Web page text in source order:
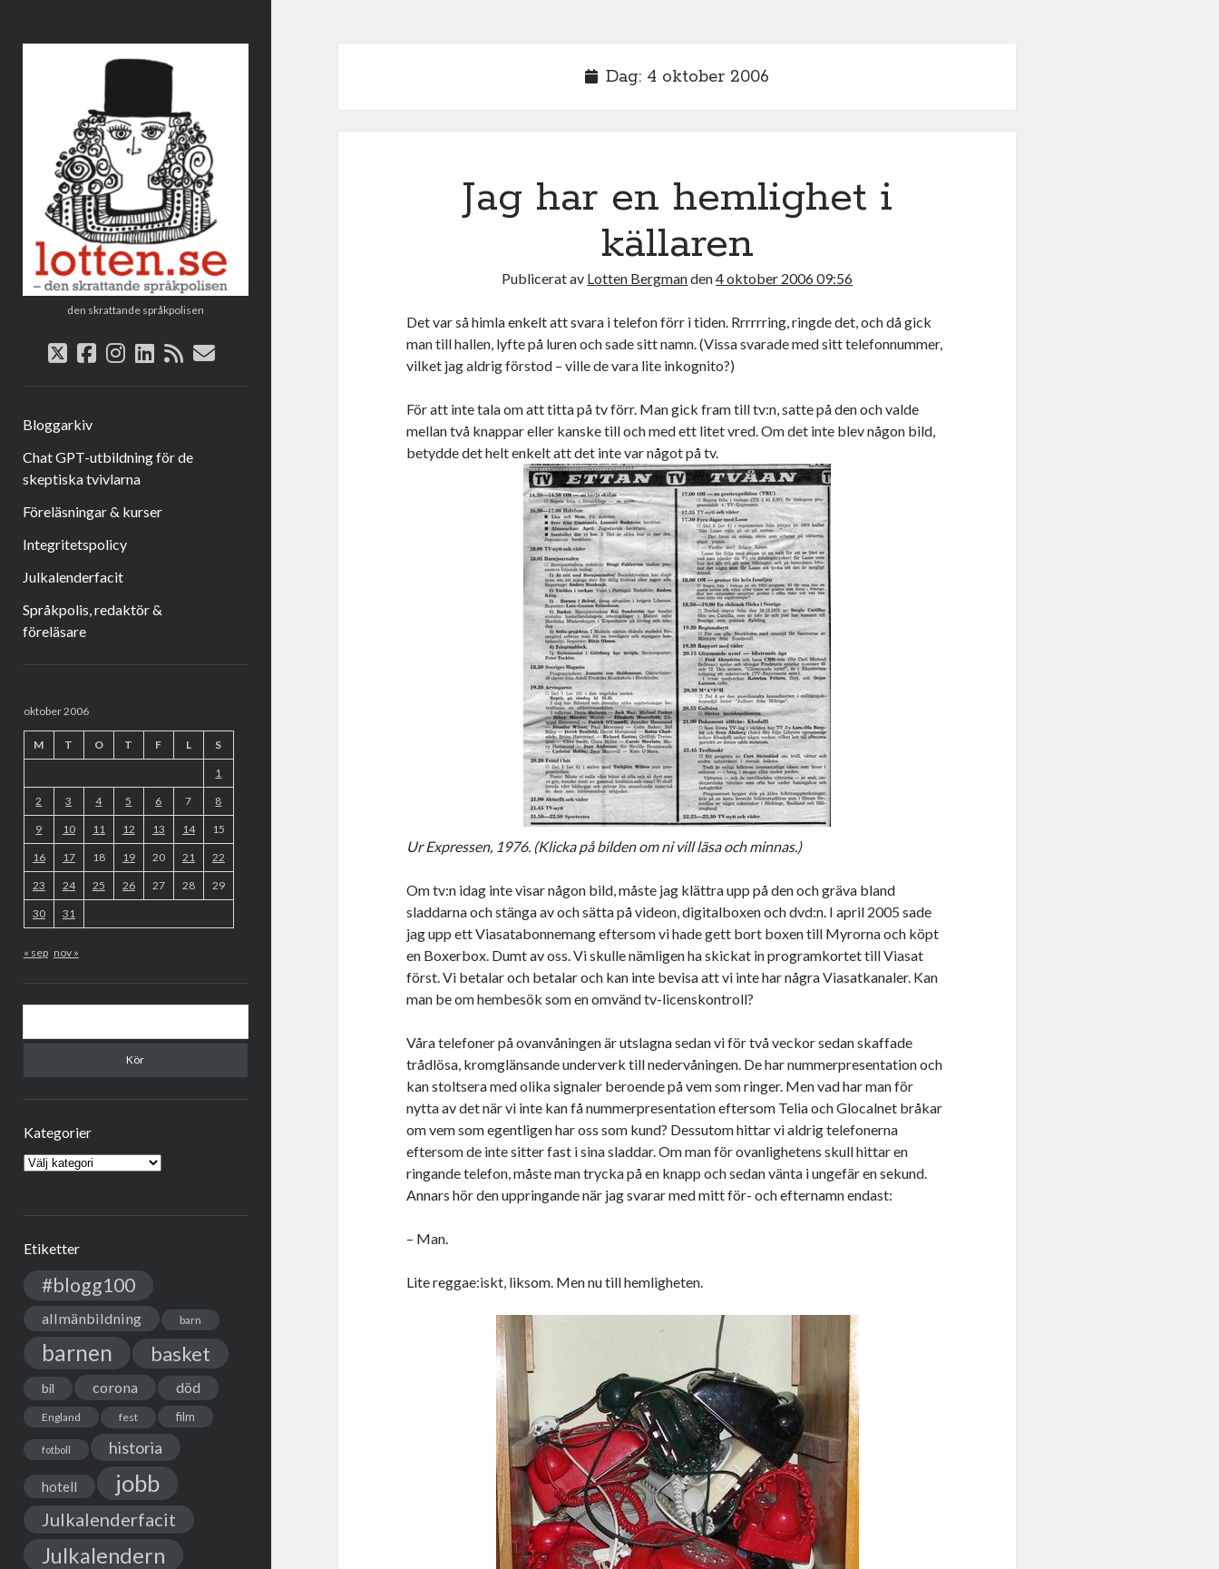
den skrattande språkpolisen
twitter
facebook
instagram
linkedin
rsse-
Bloggarkiv
Chat GPT-utbildning för de
skeptiska tvivlarna
Föreläsningar & kurser
Integritetspolicy
Julkalenderfacit
Språkpolis, redaktör &
föreläsare
oktober 2006
M T O T F L S
1
2 3 4 5 6 7 8
9 10 11 12 13 14 15
16 17 18 19 20 21 22
23 24 25 26 27 28 29
30 31
« sep nov »
Kategorier
Kategorier
Etiketter
#blogg100
allmänbildning barn
barnen basket
bil corona död
England fest film
fotboll historia
hotell jobb
Julkalenderfacit
Julkalendern
Dag: 4 oktober 2006
Jag har en hemlighet i
källaren
Publicerat av Lotten Bergmanden4 oktober 2006 09:56
Det var så himla enkelt att svara i telefon förr i tiden. Rrrrrring, ringde det, och då gick
man till hallen, lyfte på luren och sade sitt namn. (Vissa svarade med sitt telefonnummer,
vilket jag aldrig förstod – ville de vara lite inkognito?)
För att inte tala om att titta på tv förr. Man gick fram till tv:n, satte på den och valde
mellan två knappar eller kanske till och med ett litet vred. Om det inte blev någon bild,
betydde det helt enkelt att det inte var något på tv.
Ur Expressen, 1976. (Klicka på bilden om ni vill läsa och minnas.)
Om tv:n idag inte visar någon bild, måste jag klättra upp på den och gräva bland
sladdarna och stänga av och sätta på videon, digitalboxen och dvd:n. I april 2005 sade
jag upp ett Viasatabonnemang eftersom vi hade gett bort boxen till Myrorna och köpt
en Boxerbox. Dumt av oss. Vi skulle nämligen ha skickat in programkortet till Viasat
först. Vi betalar och betalar och kan inte bevisa att vi inte har några Viasatkanaler. Kan
man be om hembesök som en omvänd tv-licenskontroll?
Våra telefoner på ovanvåningen är utslagna sedan vi för två veckor sedan skaffade
trådlösa, kromglänsande underverk till nedervåningen. De har nummerpresentation och
kan stoltsera med olika signaler beroende på vem som ringer. Men vad har man för
nytta av det när vi inte kan få nummerpresentation eftersom Telia och Glocalnet bråkar
om vem som egentligen har oss som kund? Dessutom hittar vi aldrig telefonerna
eftersom de inte sitter fast i sina sladdar. Om man för ovanlighetens skull hittar en
ringande telefon, måste man trycka på en knapp och sedan vänta i ungefär en sekund.
Annars hör den uppringande när jag svarar med mitt för- och efternamn endast:
– Man.
Lite reggae:iskt, liksom. Men nu till hemligheten.